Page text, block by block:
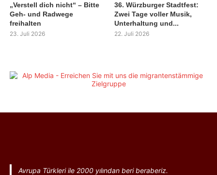
„Verstell dich nicht“ – Bitte
Geh- und Radwege
freihalten
23. Juli 2026
36. Würzburger Stadtfest:
Zwei Tage voller Musik,
Unterhaltung und...
22. Juli 2026
Avrupa Türkleri ile 2000 yılından beri beraberiz.